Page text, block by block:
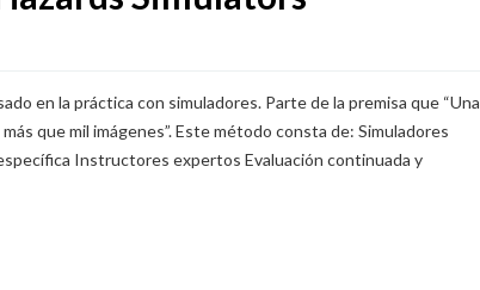
en la práctica con simuladores. Parte de la premisa que “Una
que mil imágenes”. Este método consta de: Simuladores
Instructores expertos Evaluación continuada y